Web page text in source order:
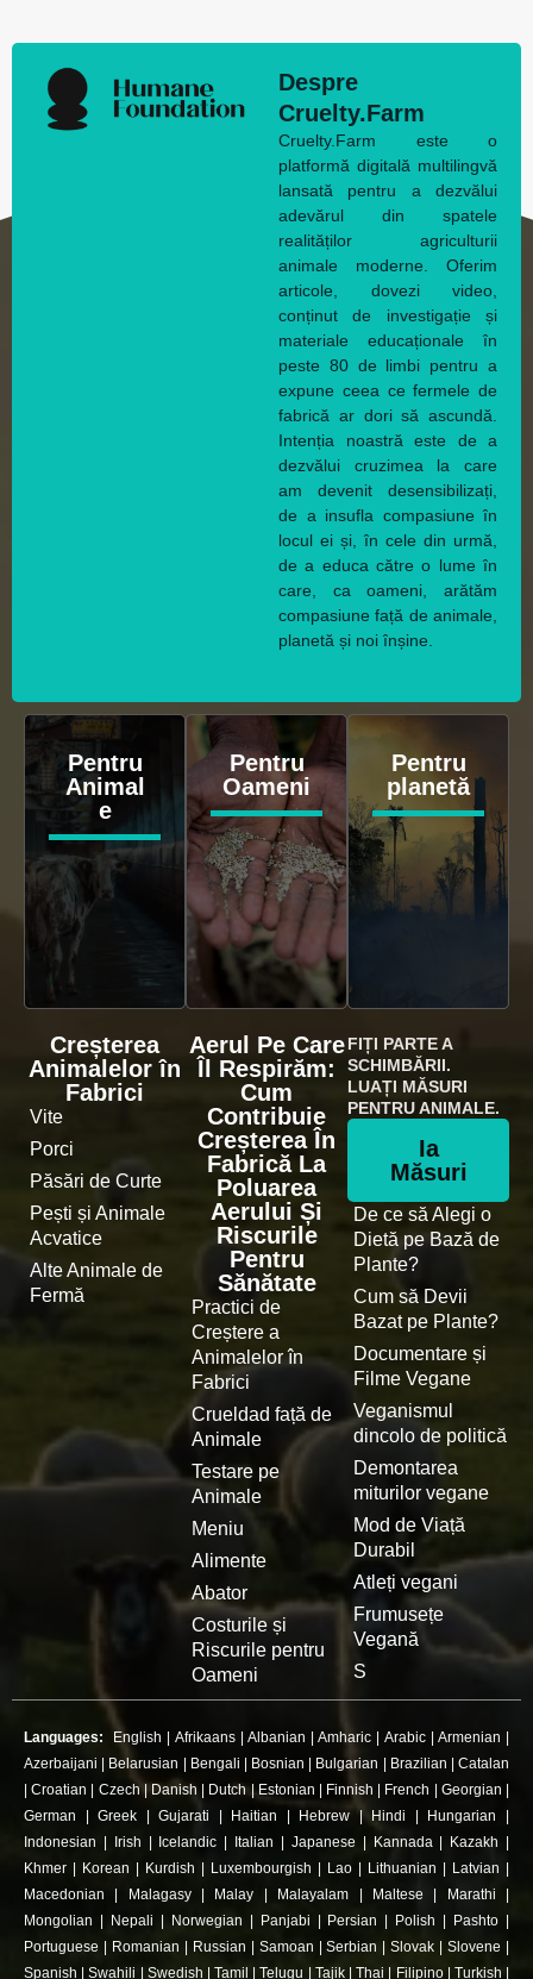
Despre
Cruelty.Farm
Cruelty.Farm este o
platformă digitală multilingvă
lansată pentru a dezvălui
adevărul din spatele
realităților agriculturii
animale moderne. Oferim
articole, dovezi video,
conținut de investigație și
materiale educaționale în
peste 80 de limbi pentru a
expune ceea ce fermele de
fabrică ar dori să ascundă.
Intenția noastră este de a
dezvălui cruzimea la care
am devenit desensibilizați,
de a insufla compasiune în
locul ei și, în cele din urmă,
de a educa către o lume în
care, ca oameni, arătăm
compasiune față de animale,
planetă și noi înșine.
Pentru
Animal
e
Pentru
Oameni
Pentru
planetă
Creșterea
Animalelor în
Fabrici
Vite
Porci
Păsări de Curte
Pești și Animale
Acvatice
Alte Animale de
Fermă
Aerul Pe Care
Îl Respirăm:
Cum
Contribuie
Creșterea În
Fabrică La
Poluarea
Aerului Și
Riscurile
Pentru
Sănătate
Practici de
Creștere a
Animalelor în
Fabrici
Crueldad față de
Animale
Testare pe
Animale
Meniu
Alimente
Abator
Costurile și
Riscurile pentru
Oameni
FIȚI PARTE A
SCHIMBĂRII.
LUAȚI MĂSURI
PENTRU ANIMALE.
Ia
Măsuri
De ce să Alegi o
Dietă pe Bază de
Plante?
Cum să Devii
Bazat pe Plante?
Documentare și
Filme Vegane
Veganismul
dincolo de politică
Demontarea
miturilor vegane
Mod de Viață
Durabil
Atleți vegani
Frumusețe
Vegană
S
Languages: English Afrikaans| Albanian |Amharic Arabic| Armenian
Azerbaijani
Belarusian Bengali Bosnian Bulgarian Brazilian |Catalan
|Croatian Czech| Danish Dutch |Estonian Finnish French Georgian
German |Greek |Gujarati Haitian Hebrew | Hindi Hungarian
Indonesian
Irish Icelandic Italian Japanese| Kannada| Kazakh
Khmer
Korean Kurdish Luxembourgish Lao Lithuanian Latvian
Macedonian
Malagasy| Malay Malayalam Maltese Marathi
Mongolian
Nepali Norwegian Panjabi Persian Polish Pashto
Portuguese
Romanian Russian Samoan |Serbian |Slovak |Slovene
Spanish |Swahili Swedish |Tamil |Telugu Tajik|Thai Filipino| Turkish